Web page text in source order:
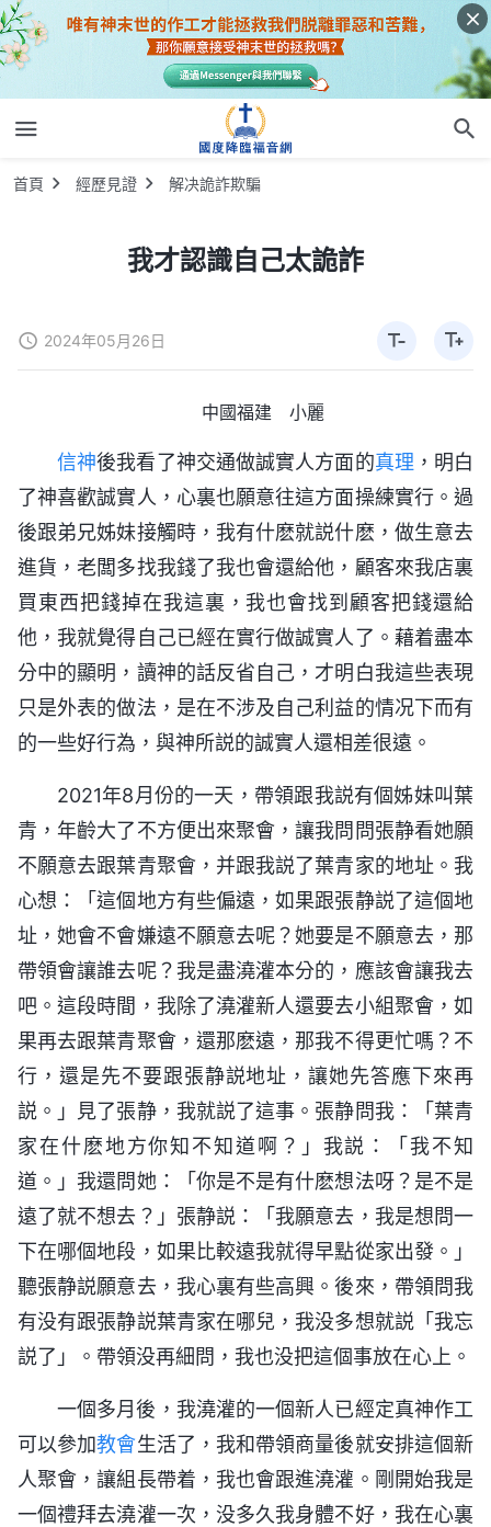
首頁 經歷見證 解决詭詐欺騙
我才認識自己太詭詐
2024年05月26日
中國福建 小麗
信神後我看了神交通做誠實人方面的真理 ，明白
了神喜歡誠實人，心裏也願意往這方面操練實行。過
後跟弟兄姊妹接觸時，我有什麽就説什麽，做生意去
進貨，老闆多找我錢了我也會還給他，顧客來我店裏
買東西把錢掉在我這裏，我也會找到顧客把錢還給
他，我就覺得自己已經在實行做誠實人了。藉着盡本
分中的顯明，讀神的話反省自己，才明白我這些表現
只是外表的做法，是在不涉及自己利益的情况下而有
的一些好行為，與神所説的誠實人還相差很遠。
2021年8月份的一天，帶領跟我説有個姊妹叫葉
青，年齡大了不方便出來聚會，讓我問問張静看她願
不願意去跟葉青聚會，并跟我説了葉青家的地址。我
心想：「這個地方有些偏遠，如果跟張静説了這個地
址，她會不會嫌遠不願意去呢？她要是不願意去，那
帶領會讓誰去呢？我是盡澆灌本分的，應該會讓我去
吧。這段時間，我除了澆灌新人還要去小組聚會，如
果再去跟葉青聚會，還那麽遠，那我不得更忙嗎？不
行，還是先不要跟張静説地址，讓她先答應下來再
説。」見了張静，我就説了這事。張静問我：「葉青
家在什麽地方你知不知道啊？」我説：「我不知
道。」我還問她：「你是不是有什麽想法呀？是不是
遠了就不想去？」張静説：「我願意去，我是想問一
下在哪個地段，如果比較遠我就得早點從家出發。」
聽張静説願意去，我心裏有些高興。後來，帶領問我
有没有跟張静説葉青家在哪兒，我没多想就説「我忘
説了」。帶領没再細問，我也没把這個事放在心上。
一個多月後，我澆灌的一個新人已經定真神作工
可以參加教會生活了，我和帶領商量後就安排這個新
人聚會，讓組長帶着，我也會跟進澆灌。剛開始我是
一個禮拜去澆灌一次，没多久我身體不好，我在心裏